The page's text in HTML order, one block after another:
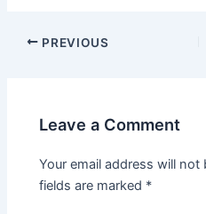
PREVIOUS
Leave a Comment
Your email address will not
fields are marked *